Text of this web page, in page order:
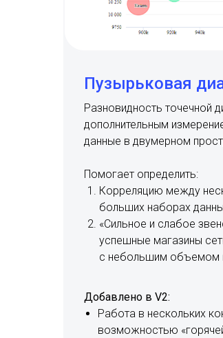
Пузырьковая
Разновидность точечной
дополнительным
данные в двумерном
Помогает определить:
Корреляцию между
больших наборах
«Сильное и слабое
успешные магазины
с небольшим объемом
Добавлено в V2:
Работа в нескольких
возможностью